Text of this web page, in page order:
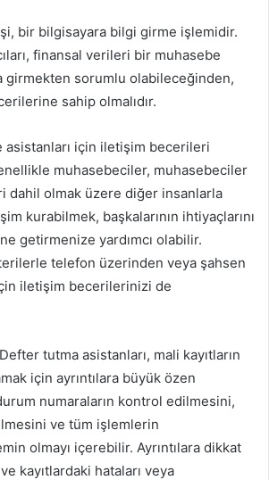
bir bilgisayara bilgi girme işlemidir.
finansal verileri bir muhasebe
girmekten sorumlu olabileceğinden,
sahip olmalıdır.
asistanları için iletişim becerileri
muhasebeciler, muhasebeciler
dahil olmak üzere diğer insanlarla
kurabilmek, başkalarının ihtiyaçlarını
getirmenize yardımcı olabilir.
telefon üzerinden veya şahsen
iletişim becerilerinizi de
Defter tutma asistanları, mali kayıtların
için ayrıntılara büyük özen
numaraların kontrol edilmesini,
ve tüm işlemlerin
olmayı içerebilir. Ayrıntılara dikkat
kayıtlardaki hataları veya